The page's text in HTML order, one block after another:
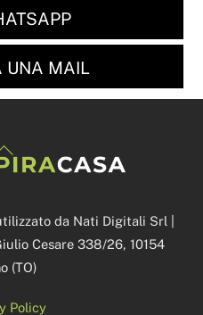
UNA MAIL
Back
To
da Nati Digitali Srl |
Cesare 338/26, 10154
(TO)
Policy